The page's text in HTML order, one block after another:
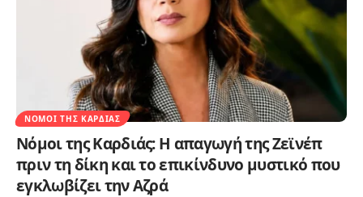
ΝΌΜΟΙ ΤΗΣ ΚΑΡΔΙΆΣ
Νόμοι της Καρδιάς: Η απαγωγή της Ζεϊνέπ
πριν τη δίκη και το επικίνδυνο μυστικό που
εγκλωβίζει την Αζρά